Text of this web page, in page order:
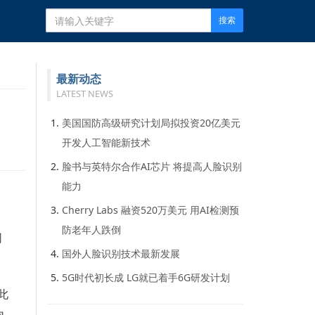
搜索
最新动态
LATEST NEWS
美国国防高级研究计划局拟投资20亿美元
开发人工智能新技术
脸书与英特尔合作AI芯片 将提高人脸识别
能力
Cherry Labs 融资520万美元 用AI检测预
防老年人跌倒
国外人脸识别技术最新发展
5G时代初长成 LG就已着手6G研发计划